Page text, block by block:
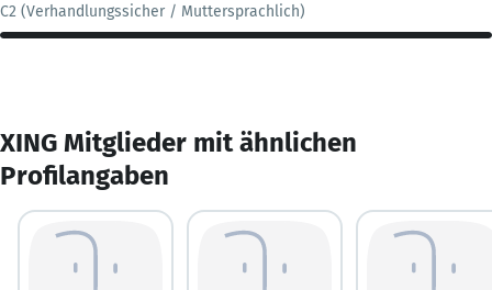
C2 (Verhandlungssicher / Muttersprachlich)
XING Mitglieder mit ähnlichen
Profilangaben